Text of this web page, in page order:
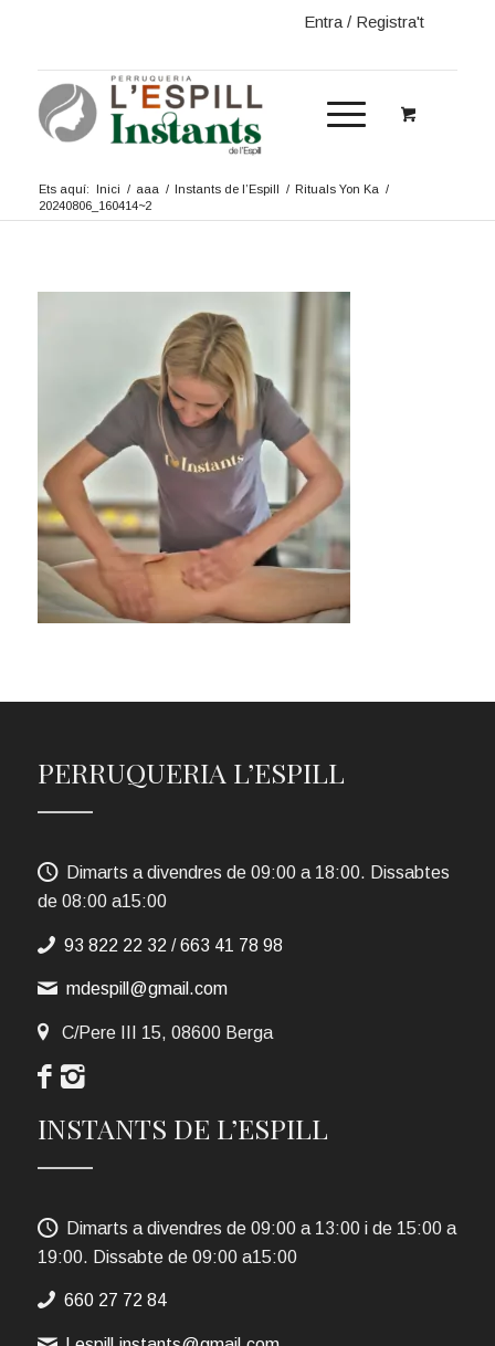
Entra / Registra't
Ets aquí: Inici / aaa / Instants de l’Espill / Rituals Yon Ka /
20240806_160414~2
PERRUQUERIA L’ESPILL
Dimarts a divendres de 09:00 a 18:00. Dissabtes
de 08:00 a15:00
93 822 22 32 /663 41 78 98
mdespill@gmail.com
C/Pere III 15, 08600 Berga
INSTANTS DE L’ESPILL
Dimarts a divendres de 09:00 a 13:00 i de 15:00 a
19:00. Dissabte de 09:00 a15:00
660 27 72 84